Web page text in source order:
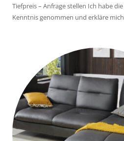
Tiefpreis – Anfrage stellen Ich habe
Kenntnis genommen und erkläre